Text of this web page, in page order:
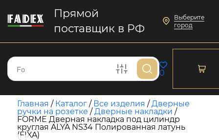
Прямой
поставщик в РФ
Выберите
город
0
Главная / Каталог / Все изделия /Дверные
ручки на розетке /Дверные накладки /
FORME Дверная накладка под цилиндр
круглая ALYA NS34 Полированная латунь
(FIXA)